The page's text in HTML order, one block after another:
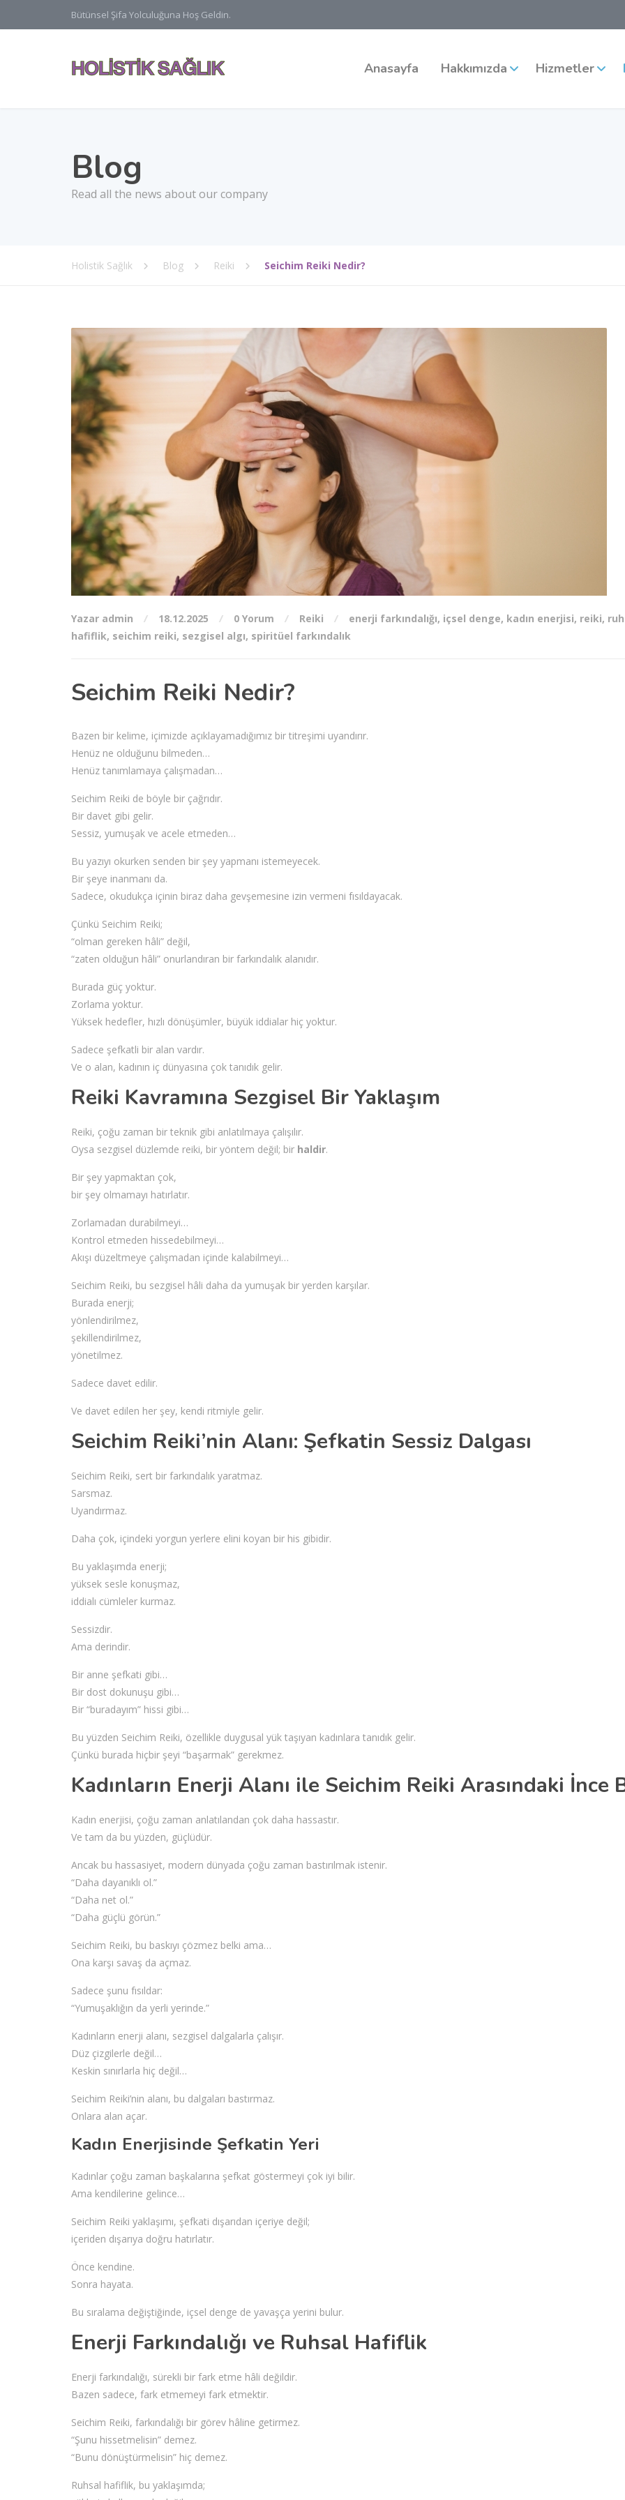
Bütünsel Şifa Yolculuğuna Hoş Geldin.
Anasayfa Hakkımızda Hizmetler
Blog
Read all the news about our company
Holistik Sağlık Blog Reiki Seichim Reiki Nedir?
Yazar admin 18.12.2025 0 Yorum Reiki enerji farkındalığı, içsel denge, kadın enerjisi, reiki,
hafiflik, seichim reiki, sezgisel algı, spiritüel farkındalık
Seichim Reiki Nedir?
Bazen bir kelime, içimizde açıklayamadığımız bir titreşimi uyandırır.
Henüz ne olduğunu bilmeden…
Henüz tanımlamaya çalışmadan…
Seichim Reiki de böyle bir çağrıdır.
Bir davet gibi gelir.
Sessiz, yumuşak ve acele etmeden…
Bu yazıyı okurken senden bir şey yapmanı istemeyecek.
Bir şeye inanmanı da.
Sadece, okudukça içinin biraz daha gevşemesine izin vermeni fısıldayacak.
Çünkü Seichim Reiki;
“olman gereken hâli” değil,
“zaten olduğun hâli” onurlandıran bir farkındalık alanıdır.
Burada güç yoktur.
Zorlama yoktur.
Yüksek hedefler, hızlı dönüşümler, büyük iddialar hiç yoktur.
Sadece şefkatli bir alan vardır.
Ve o alan, kadının iç dünyasına çok tanıdık gelir.
Reiki Kavramına Sezgisel Bir Yaklaşım
Reiki, çoğu zaman bir teknik gibi anlatılmaya çalışılır.
Oysa sezgisel düzlemde reiki, bir yöntem değil; bir haldir.
Bir şey yapmaktan çok,
bir şey olmamayı hatırlatır.
Zorlamadan durabilmeyi…
Kontrol etmeden hissedebilmeyi…
Akışı düzeltmeye çalışmadan içinde kalabilmeyi…
Seichim Reiki, bu sezgisel hâli daha da yumuşak bir yerden karşılar.
Burada enerji;
yönlendirilmez,
şekillendirilmez,
yönetilmez.
Sadece davet edilir.
Ve davet edilen her şey, kendi ritmiyle gelir.
Seichim Reiki’nin Alanı: Şefkatin Sessiz Dalgası
Seichim Reiki, sert bir farkındalık yaratmaz.
Sarsmaz.
Uyandırmaz.
Daha çok, içindeki yorgun yerlere elini koyan bir his gibidir.
Bu yaklaşımda enerji;
yüksek sesle konuşmaz,
iddialı cümleler kurmaz.
Sessizdir.
Ama derindir.
Bir anne şefkati gibi…
Bir dost dokunuşu gibi…
Bir “buradayım” hissi gibi…
Bu yüzden Seichim Reiki, özellikle duygusal yük taşıyan kadınlara tanıdık gelir.
Çünkü burada hiçbir şeyi “başarmak” gerekmez.
Kadınların Enerji Alanı ile Seichim Reiki Arasındaki İnce
Kadın enerjisi, çoğu zaman anlatılandan çok daha hassastır.
Ve tam da bu yüzden, güçlüdür.
Ancak bu hassasiyet, modern dünyada çoğu zaman bastırılmak istenir.
“Daha dayanıklı ol.”
“Daha net ol.”
“Daha güçlü görün.”
Seichim Reiki, bu baskıyı çözmez belki ama…
Ona karşı savaş da açmaz.
Sadece şunu fısıldar:
“Yumuşaklığın da yerli yerinde.”
Kadınların enerji alanı, sezgisel dalgalarla çalışır.
Düz çizgilerle değil…
Keskin sınırlarla hiç değil…
Seichim Reiki’nin alanı, bu dalgaları bastırmaz.
Onlara alan açar.
Kadın Enerjisinde Şefkatin Yeri
Kadınlar çoğu zaman başkalarına şefkat göstermeyi çok iyi bilir.
Ama kendilerine gelince…
Seichim Reiki yaklaşımı, şefkati dışarıdan içeriye değil;
içeriden dışarıya doğru hatırlatır.
Önce kendine.
Sonra hayata.
Bu sıralama değiştiğinde, içsel denge de yavaşça yerini bulur.
Enerji Farkındalığı ve Ruhsal Hafiflik
Enerji farkındalığı, sürekli bir fark etme hâli değildir.
Bazen sadece, fark etmemeyi fark etmektir.
Seichim Reiki, farkındalığı bir görev hâline getirmez.
“Şunu hissetmelisin” demez.
“Bunu dönüştürmelisin” hiç demez.
Ruhsal hafiflik, bu yaklaşımda;